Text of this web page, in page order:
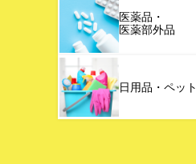
医薬品・
医薬部外品
日用品・ペット